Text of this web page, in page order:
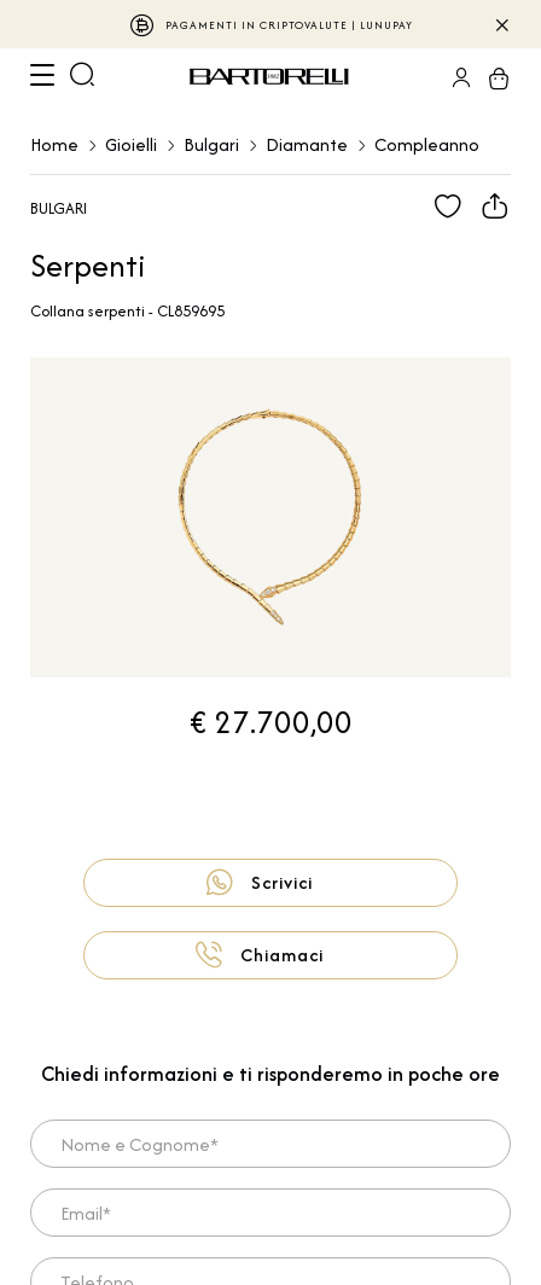
PAGAMENTI IN CRIPTOVALUTE | LUNUPAY
Home Gioielli Bulgari Diamante Compleanno
BULGARI
Serpenti
Collana serpenti - CL859695
€ 27.700,00
Scrivici
Chiamaci
Chiedi informazioni e ti risponderemo in poche ore
Nome e Cognome*
Email*
Telefono